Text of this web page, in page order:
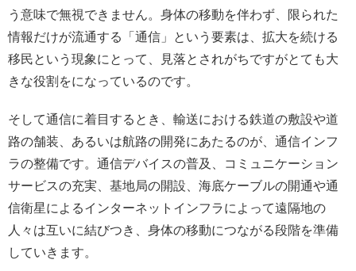
う意味で無視できません。身体の移動を伴わず、限られた
情報だけが流通する「通信」という要素は、拡大を続ける
移民という現象にとって、見落とされがちですがとても大
きな役割をになっているのです。
そして通信に着目するとき、輸送における鉄道の敷設や道
路の舗装、あるいは航路の開発にあたるのが、通信インフ
ラの整備です。通信デバイスの普及、コミュニケーション
サービスの充実、基地局の開設、海底ケーブルの開通や通
信衛星によるインターネットインフラによって遠隔地の
人々は互いに結びつき、身体の移動につながる段階を準備
していきます。